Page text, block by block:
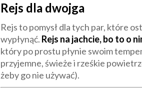
Rejs dla dwojga
Rejs to pomysł dla tych par, które
wypłynąć. Rejs na jachcie, bo to o
który po prostu płynie swoim
przyjemne, świeże i rześkie
żeby go nie używać).